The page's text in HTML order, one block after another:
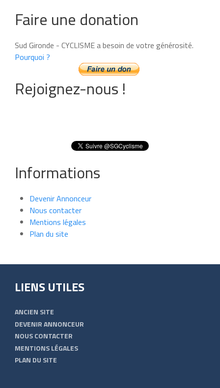
Faire une donation
Sud Gironde - CYCLISME a besoin de votre générosité.
Pourquoi ?
Rejoignez-nous !
Informations
Devenir Annonceur
Nous contacter
Mentions légales
Plan du site
LIENS UTILES
ANCIEN SITE
DEVENIR ANNONCEUR
NOUS CONTACTER
MENTIONS LÉGALES
PLAN DU SITE